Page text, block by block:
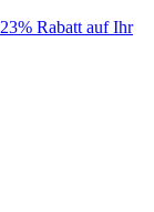
Rabatt auf Ihr